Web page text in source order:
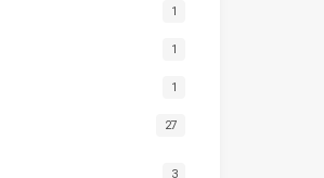
1
1
1
27
3